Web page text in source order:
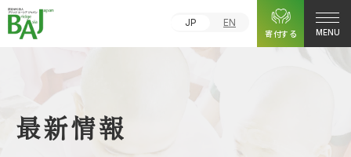
JP
EN
寄付する
MENU
最新情報